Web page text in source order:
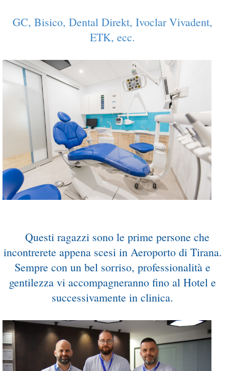
GC, Bisico, Dental Direkt, Ivoclar Vivadent,
ETK, ecc.
Questi ragazzi sono le prime persone che
incontrerete appena scesi in Aeroporto di Tirana.
Sempre con un bel sorriso, professionalità e
gentilezza vi accompagneranno fino al Hotel e
successivamente in clinica.